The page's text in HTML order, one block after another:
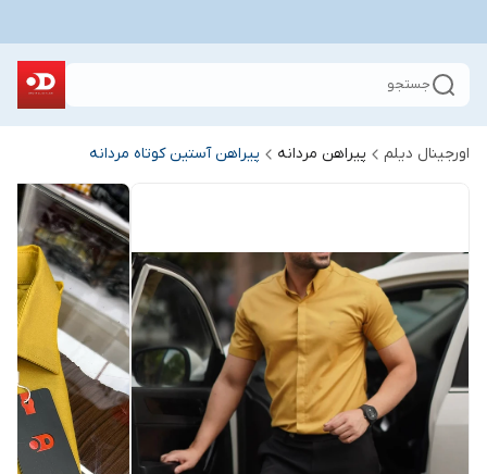
جستجو
اورجینال دیلم پیراهن مردانه پیراهن آستین کوتاه مردانه